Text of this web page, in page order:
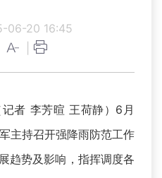
06-20 16:45
者 李芳暄 王荷静）6月
主持召开强降雨防范工作
趋势及影响，指挥调度各